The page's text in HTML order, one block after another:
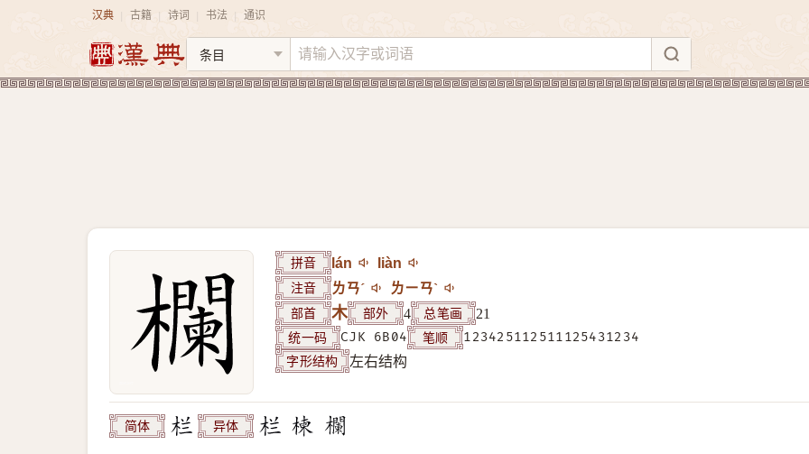
汉典 古籍 诗词 书法 通识
拼音 lán liàn
注音 ㄌㄢˊ ㄌㄧㄢˋ
部首 木 部外 4 总笔画 21
统一码 CJK 6B04 笔顺 123425112511125431234
字形结构 左右结构
简体 异体